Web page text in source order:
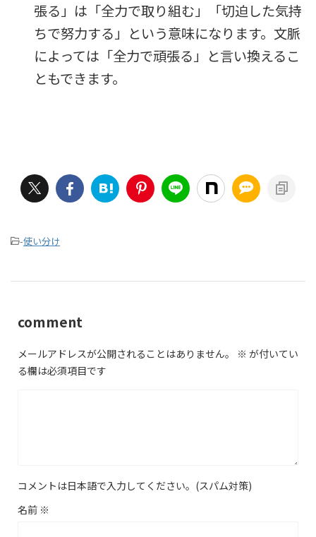
張る」は「全力で取り組む」「切迫した気持
ちで努力する」という意味になります。文脈
によっては「全力で頑張る」と言い換えるこ
ともできます。
-使い分け
comment
メールアドレスが公開されることはありません。 ※ が付いてい
る欄は必須項目です
コメントは日本語で入力してください。(スパム対策)
名前 ※